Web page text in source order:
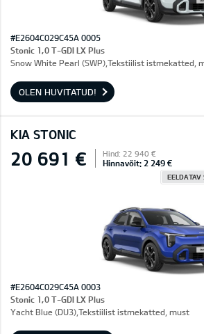
#E2604C029C45A 0005
Stonic 1,0 T-GDI LX Plus
Snow White Pearl (SWP),Tekstiilist istmekatted,
OLEN HUVITATUD!
KIA STONIC
20 691 € Hind: 22 940 €
Hinnavõit: 2 249 €
#E2604C029C45A 0003
Stonic 1,0 T-GDI LX Plus
Yacht Blue (DU3),Tekstiilist istmekatted, must